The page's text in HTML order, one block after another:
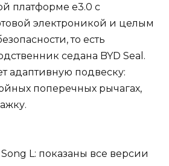
платформе e3.0 с
электроникой и целым
то есть
седана BYD Seal.
адаптивную подвеску:
поперечных рычагах,